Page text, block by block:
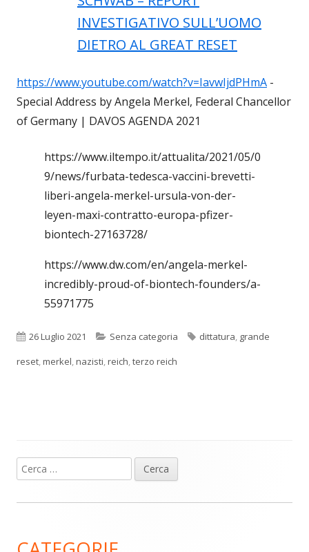
INVESTIGATIVO SULL’UOMO
DIETRO AL GREAT RESET
https://www.youtube.com/watch?v=IavwIjdPHmA -
Special Address by Angela Merkel, Federal Chancellor
of Germany | DAVOS AGENDA 2021
https://www.iltempo.it/attualita/2021/05/0
9/news/furbata-tedesca-vaccini-brevetti-
liberi-angela-merkel-ursula-von-der-
leyen-maxi-contratto-europa-pfizer-
biontech-27163728/
https://www.dw.com/en/angela-merkel-
incredibly-proud-of-biontech-founders/a-
55971775
Pubblicato
26 Luglio 2021 Categorie
Senza categoria Tag
dittatura, grande
reset,merkel,nazisti,reich,terzo reich
Barra
laterale
Ricerca
per: